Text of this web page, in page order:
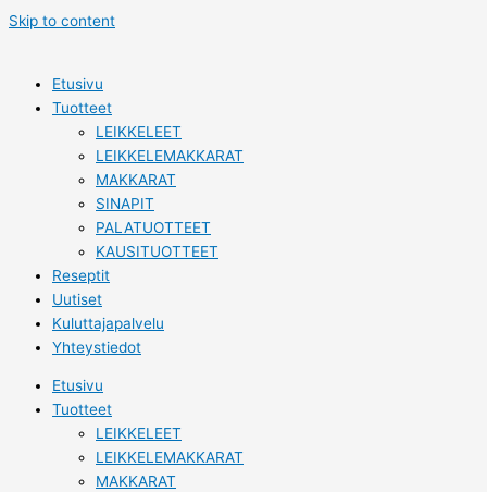
Skip to content
Etusivu
Tuotteet
LEIKKELEET
LEIKKELEMAKKARAT
MAKKARAT
SINAPIT
PALATUOTTEET
KAUSITUOTTEET
Reseptit
Uutiset
Kuluttajapalvelu
Yhteystiedot
Etusivu
Tuotteet
LEIKKELEET
LEIKKELEMAKKARAT
MAKKARAT